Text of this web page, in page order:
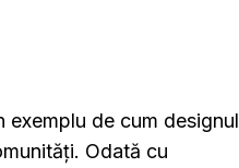
exemplu de cum designul
Odată cu